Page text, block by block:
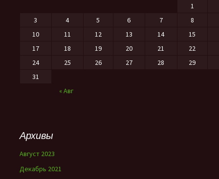
« Авг
1
3
4 5 6 7
8
10
11 12 13 14
15
17
18 19 20 21
22
24
25 26 27 28
29
31
Архивы
Август 2023
Декабрь 2021